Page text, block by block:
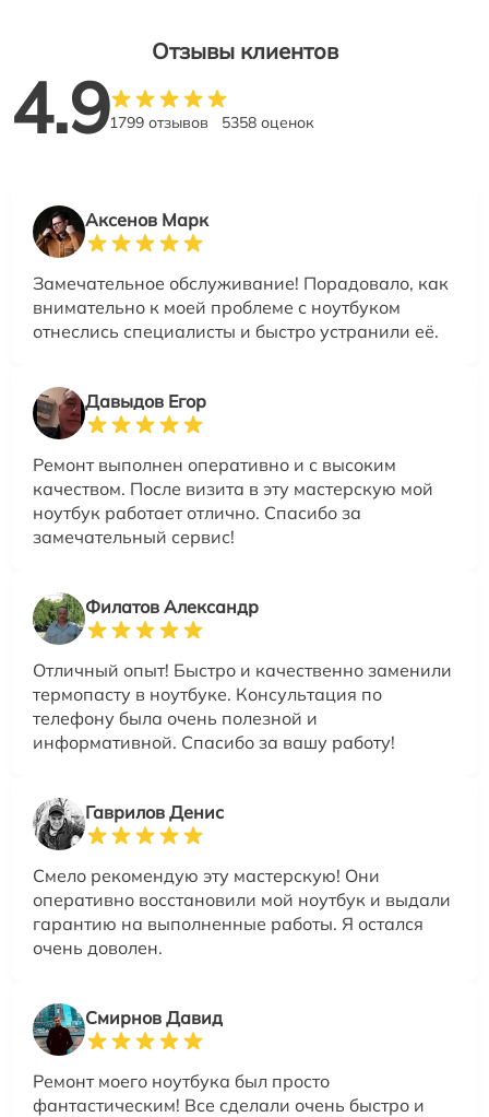
Отзывы клиентов
4.91799 отзывов 5358 оценок
Аксенов Марк
Замечательное обслуживание! Порадовало, как
внимательно к моей проблеме с ноутбуком
отнеслись специалисты и быстро устранили её.
Давыдов Егор
Ремонт выполнен оперативно и с высоким
качеством. После визита в эту мастерскую мой
ноутбук работает отлично. Спасибо за
замечательный сервис!
Филатов Александр
Отличный опыт! Быстро и качественно заменили
термопасту в ноутбуке. Консультация по
телефону была очень полезной и
информативной. Спасибо за вашу работу!
Гаврилов Денис
Смело рекомендую эту мастерскую! Они
оперативно восстановили мой ноутбук и выдали
гарантию на выполненные работы. Я остался
очень доволен.
Смирнов Давид
Ремонт моего ноутбука был просто
фантастическим! Все сделали очень быстро и